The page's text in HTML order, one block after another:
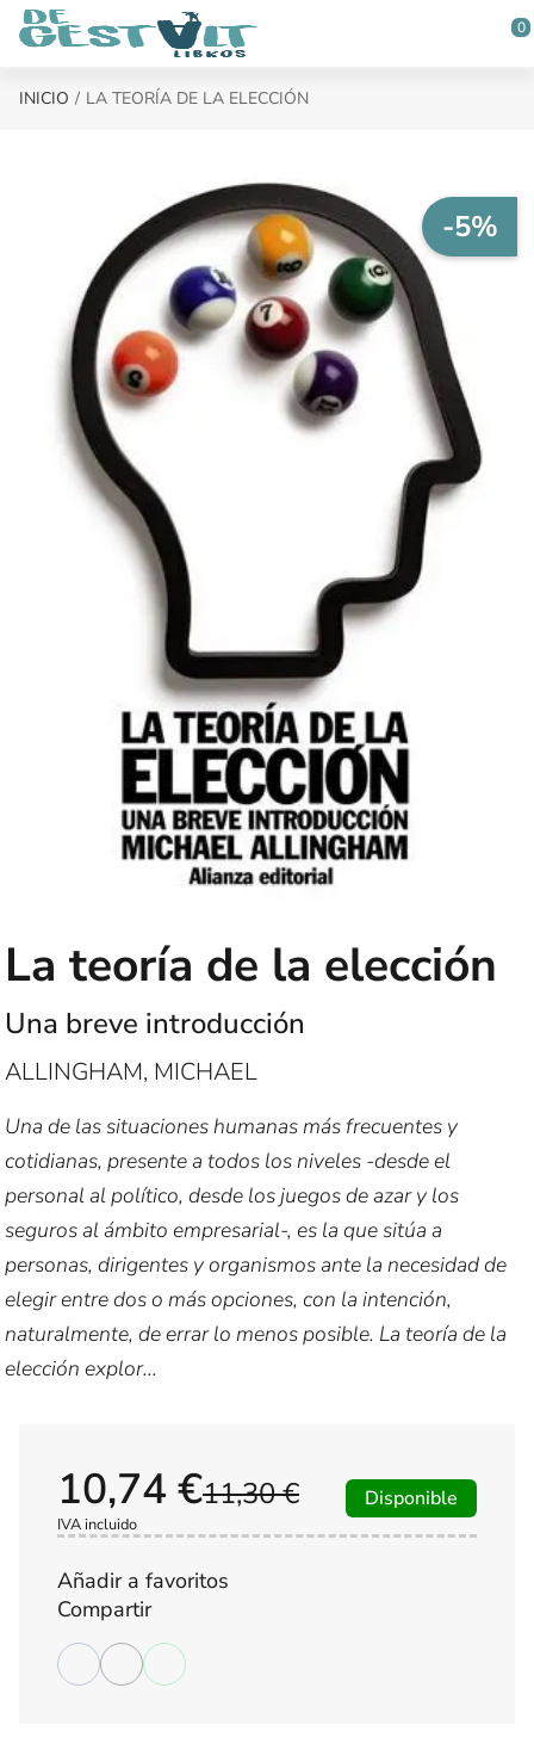
Saltar al contenido principal
0
INICIO LA TEORÍA DE LA ELECCIÓN
-5%
La teoría de la elección
Una breve introducción
ALLINGHAM, MICHAEL
Una de las situaciones humanas más frecuentes y
cotidianas, presente a todos los niveles -desde el
personal al político, desde los juegos de azar y los
seguros al ámbito empresarial-, es la que sitúa a
personas, dirigentes y organismos ante la necesidad de
elegir entre dos o más opciones, con la intención,
naturalmente, de errar lo menos posible. La teoría de la
elección explor...
11,30 €
10,74 €
IVA incluido
Disponible
Añadir a favoritos
Compartir